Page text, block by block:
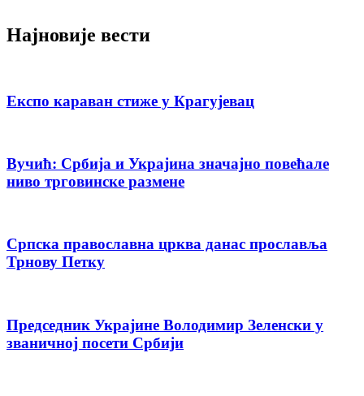
Најновије вести
Експо караван стиже у Крагујевац
Вучић: Србија и Украјина значајно повећале
ниво трговинске размене
Српска православна црква данас прославља
Трнову Петку
Председник Украјине Володимир Зеленски у
званичној посети Србији